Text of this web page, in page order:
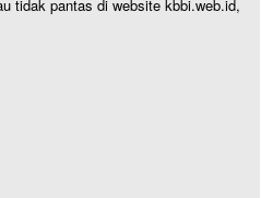
tidak pantas di website kbbi.web.id,